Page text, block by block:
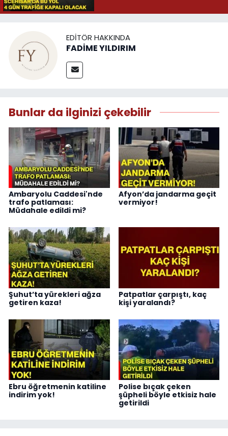
EDITÖR HAKKINDA
FADİME YILDIRIM
Bunlar da ilginizi çekebilir
Ambaryolu Caddesi'nde
trafo patlaması:
Müdahale edildi mi?
Afyon’da jandarma geçit
vermiyor!
Şuhut’ta yürekleri ağza
getiren kaza!
Patpatlar çarpıştı, kaç
kişi yaralandı?
Ebru öğretmenin katiline
indirim yok!
Polise bıçak çeken
şüpheli böyle etkisiz hale
getirildi